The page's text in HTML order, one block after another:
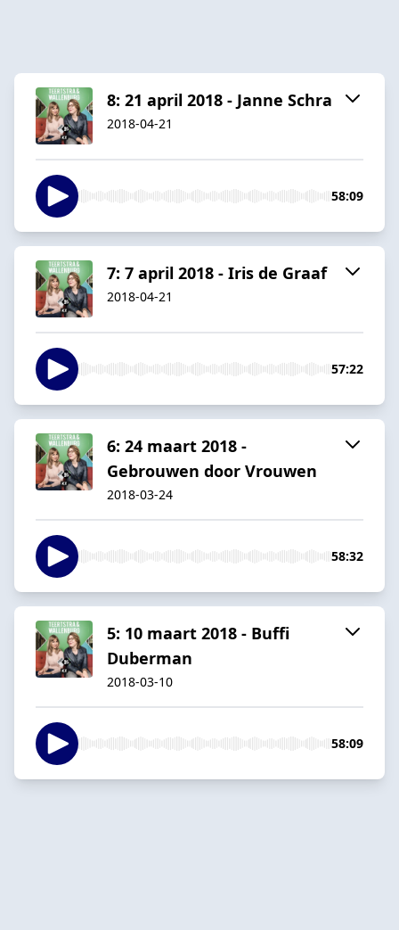
8: 21 april 2018 - Janne Schra
2018-04-21
58:09
7: 7 april 2018 - Iris de Graaf
2018-04-21
57:22
6: 24 maart 2018 -
Gebrouwen door Vrouwen
2018-03-24
58:32
5: 10 maart 2018 - Buffi
Duberman
2018-03-10
58:09